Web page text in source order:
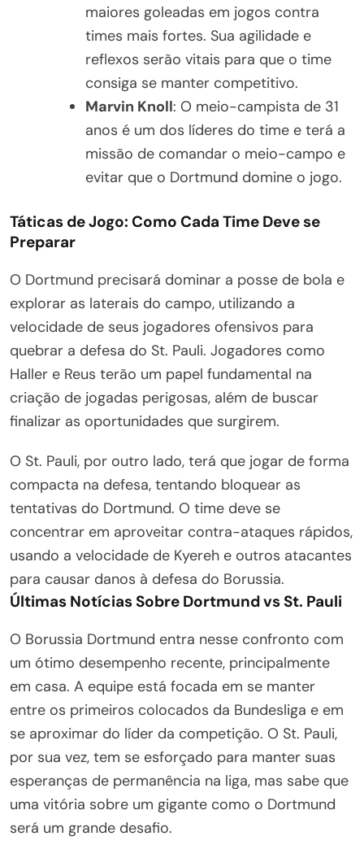
maiores goleadas em jogos contra
times mais fortes. Sua agilidade e
reflexos serão vitais para que o time
consiga se manter competitivo.
Marvin Knoll: O meio-campista de 31
anos é um dos líderes do time e terá a
missão de comandar o meio-campo e
evitar que o Dortmund domine o jogo.
Táticas de Jogo: Como Cada Time Deve se
Preparar
O Dortmund precisará dominar a posse de bola e
explorar as laterais do campo, utilizando a
velocidade de seus jogadores ofensivos para
quebrar a defesa do St. Pauli. Jogadores como
Haller e Reus terão um papel fundamental na
criação de jogadas perigosas, além de buscar
finalizar as oportunidades que surgirem.
O St. Pauli, por outro lado, terá que jogar de forma
compacta na defesa, tentando bloquear as
tentativas do Dortmund. O time deve se
concentrar em aproveitar contra-ataques rápidos,
usando a velocidade de Kyereh e outros atacantes
para causar danos à defesa do Borussia.
Últimas Notícias Sobre Dortmund vs St. Pauli
O Borussia Dortmund entra nesse confronto com
um ótimo desempenho recente, principalmente
em casa. A equipe está focada em se manter
entre os primeiros colocados da Bundesliga e em
se aproximar do líder da competição. O St. Pauli,
por sua vez, tem se esforçado para manter suas
esperanças de permanência na liga, mas sabe que
uma vitória sobre um gigante como o Dortmund
será um grande desafio.